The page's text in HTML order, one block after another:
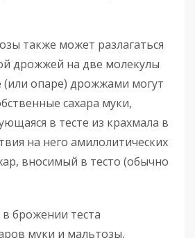
также может разлагаться
дрожжей на две молекулы
(или опаре) дрожжами могут
сахара муки,
в тесте из крахмала в
на него амилолитических
вносимый в тесто (обычно
брожении теста
муки и мальтозы,